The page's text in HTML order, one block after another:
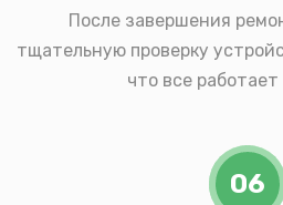
После завершения
тщательную проверку
что все
06